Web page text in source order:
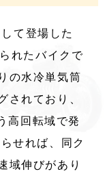
て登場した
れたバイクで
の水冷単気筒
されており、
高回転域で発
せれば、同ク
域伸びがあり